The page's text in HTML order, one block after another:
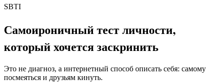
SBTI
Самоироничный тест личности,
который хочется заскринить
Это не диагноз, а интернетный способ описать себя: самому
посмеяться и друзьям кинуть.